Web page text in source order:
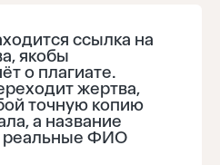
ссылка на
якобы
о плагиате.
жертва,
точную копию
а название
реальные ФИО